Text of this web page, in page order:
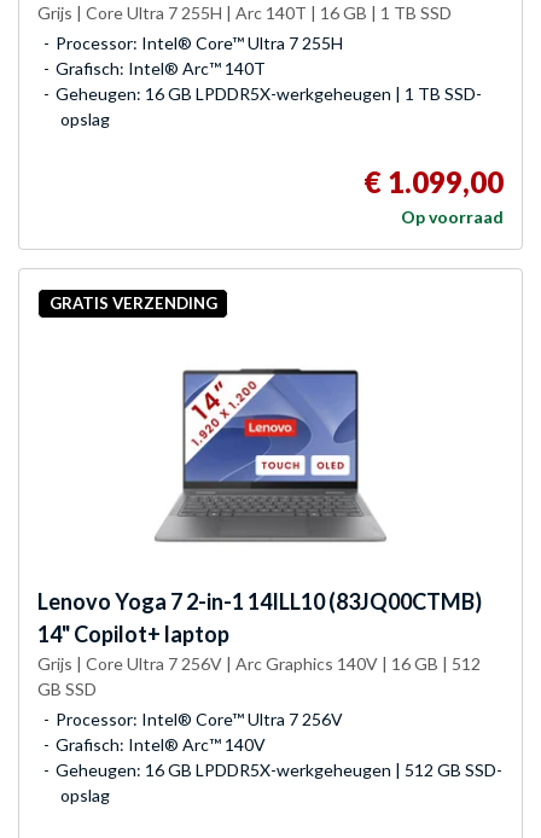
Grijs | Core Ultra 7 255H | Arc 140T | 16 GB | 1 TB SSD
Processor: Intel® Core™ Ultra 7 255H
Grafisch: Intel® Arc™ 140T
Geheugen: 16 GB LPDDR5X-werkgeheugen | 1 TB SSD-
opslag
€ 1.099,00
Op voorraad
GRATIS VERZENDING
LenovoYoga 7 2-in-1 14ILL10 (83JQ00CTMB)
14" Copilot+ laptop
Grijs | Core Ultra 7 256V | Arc Graphics 140V | 16 GB | 512
GB SSD
Processor: Intel® Core™ Ultra 7 256V
Grafisch: Intel® Arc™ 140V
Geheugen: 16 GB LPDDR5X-werkgeheugen | 512 GB SSD-
opslag